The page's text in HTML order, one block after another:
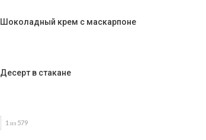
Шоколадный крем с маскарпоне
Десерт в стакане
1 из 579